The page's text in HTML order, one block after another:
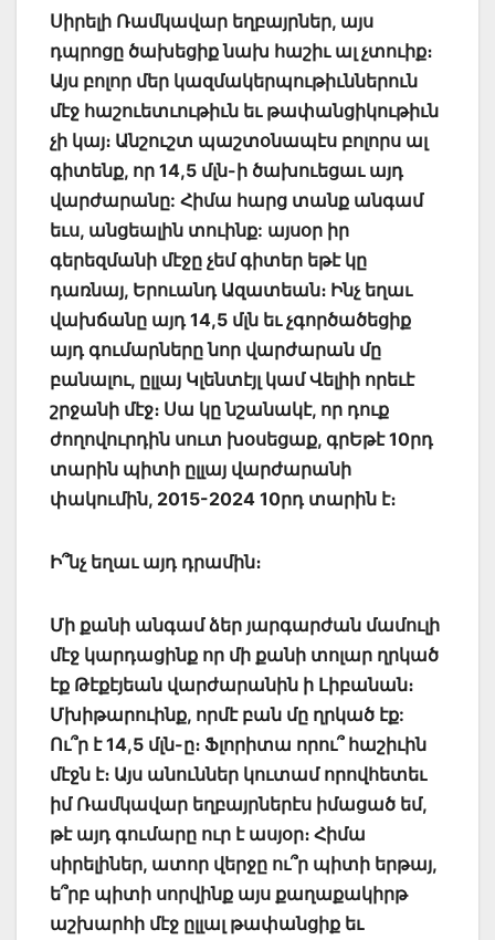
Սիրելի Ռամկավար եղբայրներ, այս
դպրոցը ծախեցիք նախ հաշիւ ալ չտուիք։
Այս բոլոր մեր կազմակերպութիւններուն
մէջ հաշուետւութիւն եւ թափանցիկութիւն
չի կայ։ Անշուշտ պաշտօնապէս բոլորս ալ
գիտենք, որ 14,5 մլն-ի ծախուեցաւ այդ
վարժարանը: Հիմա հարց տանք անգամ
եւս, անցեալին տուինք: այսօր իր
գերեզմանի մէջը չեմ գիտեր եթէ կը
դառնայ, Երուանդ Ազատեան։ Ինչ եղաւ
վախճանը այդ 14,5 մլն եւ չգործածեցիք
այդ գումարները նոր վարժարան մը
բանալու, ըլլայ Կլենտէյլ կամ Վելիի որեւէ
շրջանի մէջ։ Սա կը նշանակէ, որ դուք
ժողովուրդին սուտ խօսեցաք, գրԵթէ 10րդ
տարին պիտի ըլլայ վարժարանի
փակումին, 2015-2024 10րդ տարին է։
Ի՞նչ եղաւ այդ դրամին։
Մի քանի անգամ ձեր յարգարժան մամուլի
մէջ կարդացինք որ մի քանի տոլար ղրկած
էք Թէքէյեան վարժարանին ի Լիբանան։
Մխիթարուինք, որմէ բան մը ղրկած էք:
Ու՞ր է 14,5 մլն-ը։ Ֆլորիտա որու՞ հաշիւին
մէջն է։ Այս անուններ կուտամ որովհետեւ
իմ Ռամկավար եղբայրներէս իմացած եմ,
թէ այդ գումարը ուր է ասյօր։ Հիմա
սիրելիներ, ատոր վերջը ու՞ր պիտի երթայ,
ե՞րբ պիտի սորվինք այս քաղաքակիրթ
աշխարհի մէջ ըլլալ թափանցիք եւ